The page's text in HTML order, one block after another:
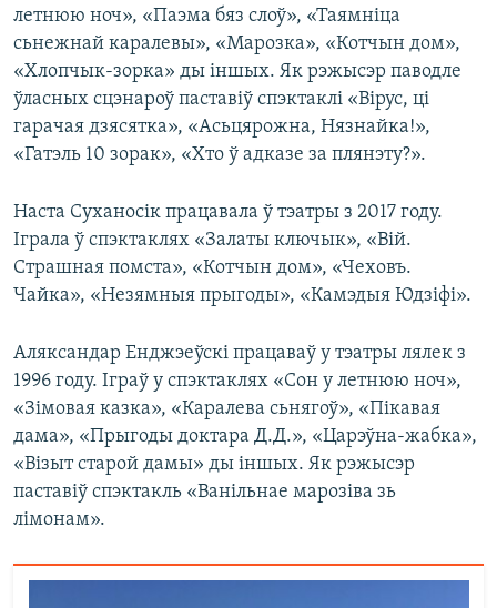
летнюю ноч», «Паэма бяз слоў», «Таямніца
сьнежнай каралевы», «Марозка», «Котчын дом»,
«Хлопчык-зорка» ды іншых. Як рэжысэр паводле
ўласных сцэнароў паставіў спэктаклі «Вірус, ці
гарачая дзясятка», «Асьцярожна, Нязнайка!»,
«Гатэль 10 зорак», «Хто ў адказе за плянэту?».
Наста Суханосік працавала ў тэатры з 2017 году.
Іграла ў спэктаклях «Залаты ключык», «Вій.
Страшная помста», «Котчын дом», «Чеховъ.
Чайка», «Незямныя прыгоды», «Камэдыя Юдзіфі».
Аляксандар Енджэеўскі працаваў у тэатры лялек з
1996 году. Іграў у спэктаклях «Сон у летнюю ноч»,
«Зімовая казка», «Каралева сьнягоў», «Пікавая
дама», «Прыгоды доктара Д.Д.», «Царэўна-жабка»,
«Візыт старой дамы» ды іншых. Як рэжысэр
паставіў спэктакль «Ванільнае марозіва зь
лімонам».